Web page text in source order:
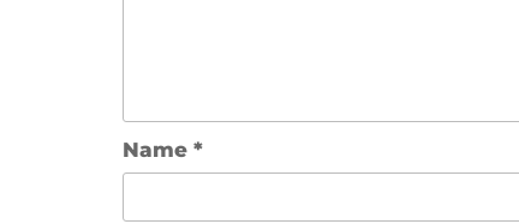
Name *